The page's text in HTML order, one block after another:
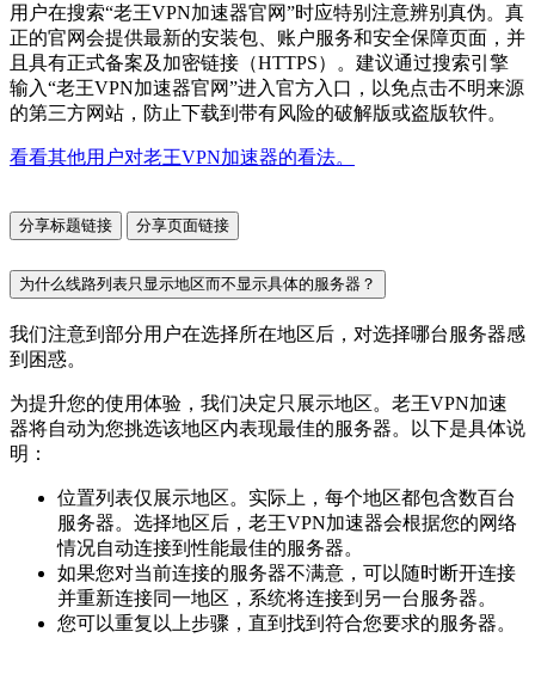
用户在搜索“老王VPN加速器官网”时应特别注意辨别真伪。真
正的官网会提供最新的安装包、账户服务和安全保障页面，并
且具有正式备案及加密链接（HTTPS）。建议通过搜索引擎
输入“老王VPN加速器官网”进入官方入口，以免点击不明来源
的第三方网站，防止下载到带有风险的破解版或盗版软件。
看看其他用户对老王VPN加速器的看法。
分享标题链接 分享页面链接
为什么线路列表只显示地区而不显示具体的服务器？
我们注意到部分用户在选择所在地区后，对选择哪台服务器感
到困惑。
为提升您的使用体验，我们决定只展示地区。老王VPN加速
器将自动为您挑选该地区内表现最佳的服务器。以下是具体说
明：
位置列表仅展示地区。实际上，每个地区都包含数百台
服务器。选择地区后，老王VPN加速器会根据您的网络
情况自动连接到性能最佳的服务器。
如果您对当前连接的服务器不满意，可以随时断开连接
并重新连接同一地区，系统将连接到另一台服务器。
您可以重复以上步骤，直到找到符合您要求的服务器。